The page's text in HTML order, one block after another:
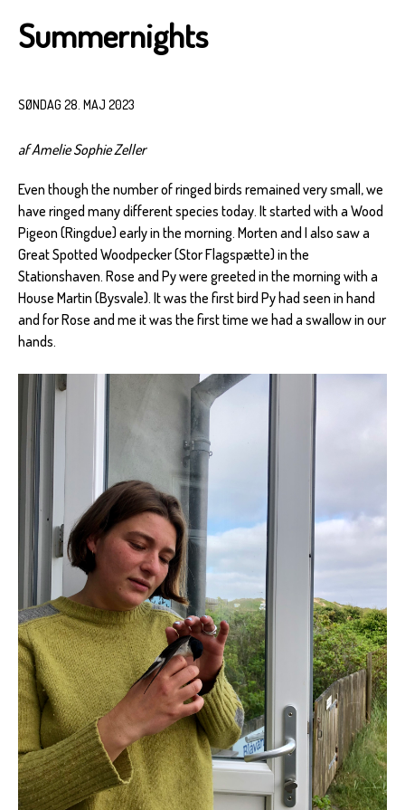
Summernights
SØNDAG 28. MAJ 2023
af Amelie Sophie Zeller
Even though the number of ringed birds remained very small, we
have ringed many different species today. It started with a Wood
Pigeon (Ringdue) early in the morning. Morten and I also saw a
Great Spotted Woodpecker (Stor Flagspætte) in the
Stationshaven. Rose and Py were greeted in the morning with a
House Martin (Bysvale). It was the first bird Py had seen in hand
and for Rose and me it was the first time we had a swallow in our
hands.